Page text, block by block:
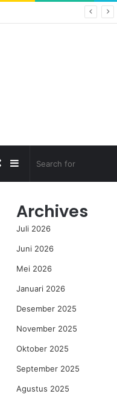
Sidebar
Random
Archives
Juli 2026
Juni 2026
Mei 2026
Januari 2026
Desember 2025
November 2025
Oktober 2025
September 2025
Agustus 2025